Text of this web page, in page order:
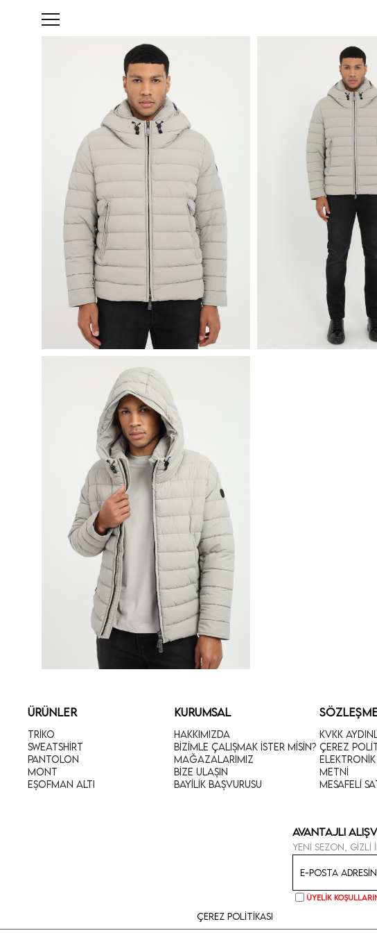
ÜRÜNLER
Triko
Sweatshirt
Pantolon
Mont
Eşofman Altı
KURUMSAL
Hakkımızda
Bizimle Çalışmak İster Misin?
Mağazalarımız
Bize Ulaşın
Bayilik Başvurusu
KVKK
Çerez
Elektronik
Metni
Mesafeli
Avantajlı
Yeni sezon, gizli
Üyelik
Çerez Politikası